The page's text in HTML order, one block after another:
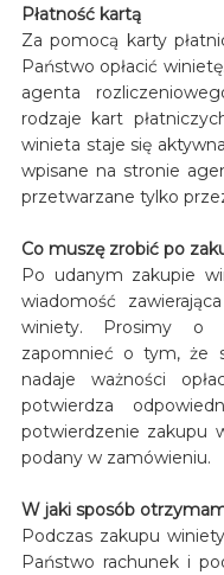
Płatność kartą
Za pomocą karty
Państwo opłacić
agenta
rodzaje kart
winieta staje się
wpisane na stronie
przetwarzane tylko
Co muszę zrobić po
Po udanym zakupie
wiadomość
winiety. Prosimy o
zapomnieć o tym, że
nadaje ważności
potwierdza
potwierdzenie zakupu
podany w zamówieniu.
W jaki sposób
Podczas zakupu
Państwo rachunek i